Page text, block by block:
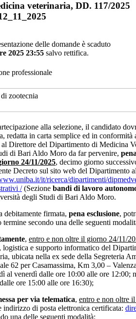
veterinaria, DD. 117/2025
delle domande è scaduto
2025 23:55 salvo rettifica.
professionale
zootecnia
alla selezione, il candidato
redatta in carta semplice ed in
al Direttore del Dipartimento di Medicina
di Bari Aldo Moro da far pervenire,
24/11/2025, decimo giorno
Decreto sul sito web del Dipartimento
it/ricerca/dipartimenti/
/(Sezione bandi di lavoro
degli Studi di Bari Aldo Moro.
debitamente firmata, pena esclusione,
termine secondo una delle seguenti
, entro e non oltre il giorno 24/11/
logistica e supporto informatico del
ubicata nella ex sede della Segreteria
62 per Casamassima, Km 3,00 –
al venerdì dalle ore 10:00 alle ore 12:00;
ore 15:00 alle ore 16:30);
per via telematica, entro e non oltre
indirizzo di posta elettronica certificata:
una delle seguenti modalità: